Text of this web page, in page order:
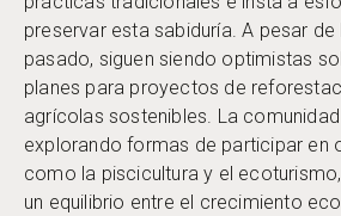
preservar esta sabiduría. A pesar de
pasado, siguen siendo optimistas
planes para proyectos de
agrícolas sostenibles. La
explorando formas de participar en
como la piscicultura y el
un equilibrio entre el crecimiento